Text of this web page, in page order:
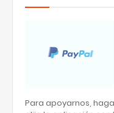
Para apoyarnos,